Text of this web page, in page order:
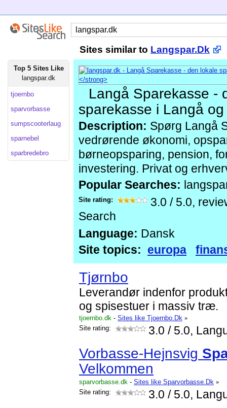
Sites similar to Langspar.Dk
Top 5 Sites Like
langspar.dk
tjoernbo
sparvorbasse
sumpscooterlaug
sparnebel
sparbredebro
Langå Sparekasse -
sparekasse i Langå
Description: Spørg Langå
vedrørende økonomi,
børneopsparing, pension,
investering. Privat og
Popular Searches:
Site rating: 3.0 / 5.0,
Search
Language: Dansk
Site topics: europa
Tjørnbo
Leverandør indenfor
og spisestuer i massiv træ.
tjoernbo.dk - Sites like Tjoernbo.Dk »
Site rating:
3.0 / 5.0,
Vorbasse-Hejnsvig
Velkommen
sparvorbasse.dk - Sites like Sparvorbasse.Dk »
Site rating:
3.0 / 5.0,